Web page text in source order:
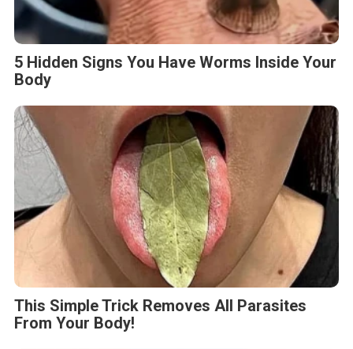
5 Hidden Signs You Have Worms Inside Your
Body
This Simple Trick Removes All Parasites
From Your Body!